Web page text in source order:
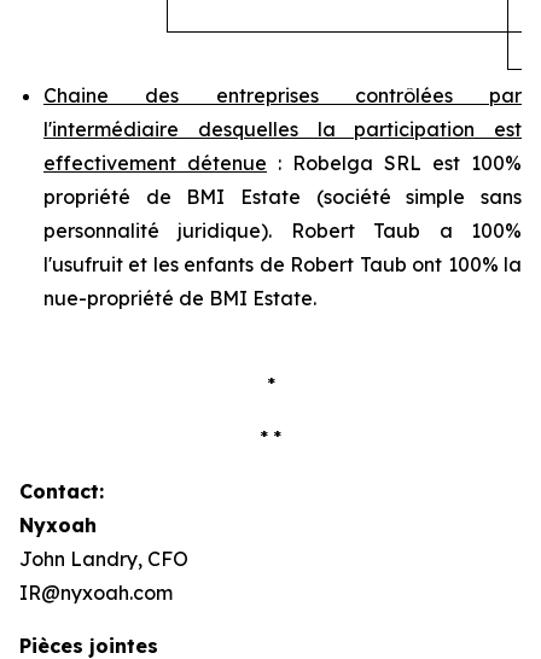
Chaine des entreprises contrôlées par
l'intermédiaire desquelles la participation est
effectivement détenue : Robelga SRL est 100%
propriété de BMI Estate (société simple sans
personnalité juridique). Robert Taub a 100%
l'usufruit et les enfants de Robert Taub ont 100% la
nue-propriété de BMI Estate.
*
* *
Contact:
Nyxoah
John Landry, CFO
IR@nyxoah.com
Pièces jointes